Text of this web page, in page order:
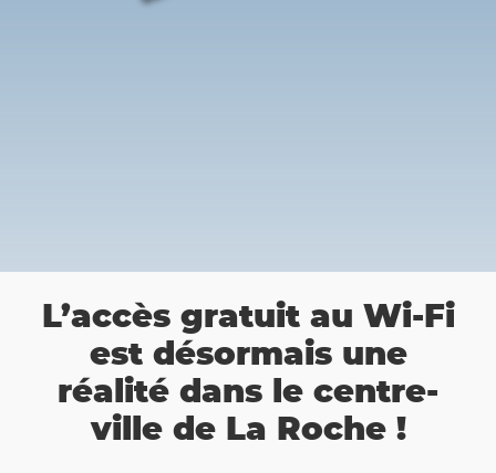
L’accès gratuit au Wi-Fi
est désormais une
réalité dans le centre-
ville de La Roche !